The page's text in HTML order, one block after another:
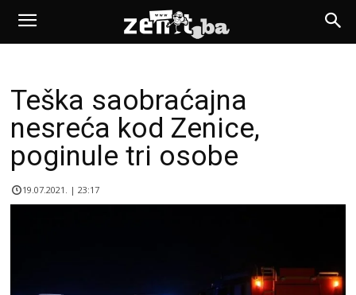
Teška saobraćajna
nesreća kod Zenice,
poginule tri osobe
19.07.2021. | 23:17